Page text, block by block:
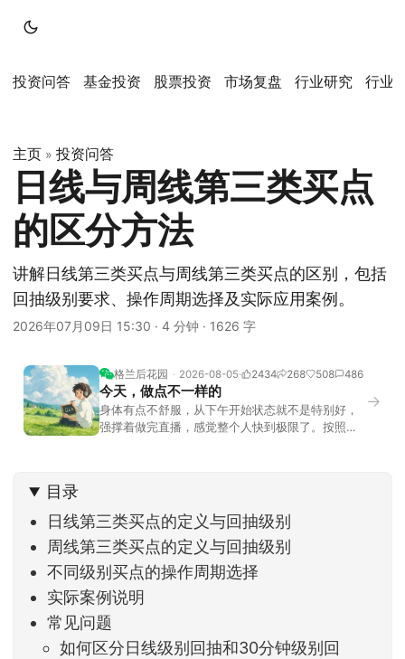
投资问答 基金投资 股票投资 市场复盘 行业研究 行业
主页 » 投资问答
日线与周线第三类买点
的区分方法
讲解日线第三类买点与周线第三类买点的区别，包括
回抽级别要求、操作周期选择及实际应用案例。
2026年07月09日 15:30 · 4 分钟 · 1626 字
格兰后花园 2026-08-05 2434 268 508 486
今天，做点不一样的
身体有点不舒服，从下午开始状态就不是特别好，
强撑着做完直播，感觉整个人快到极限了。按照平
问的，可以给他点个赞。晚些时候，我会按点赞数
量挑选5个比较
→
目录
日线第三类买点的定义与回抽级别
周线第三类买点的定义与回抽级别
不同级别买点的操作周期选择
实际案例说明
常见问题
如何区分日线级别回抽和30分钟级别回